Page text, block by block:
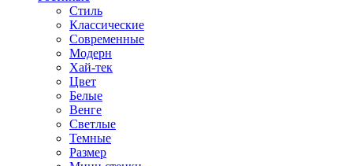
Стиль
Классические
Современные
Модерн
Хай-тек
Цвет
Белые
Венге
Светлые
Темные
Размер